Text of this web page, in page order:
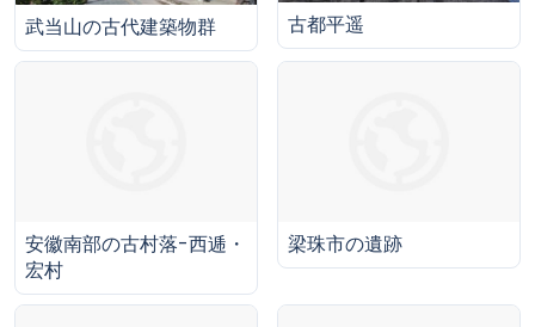
武当山の古代建築物群 古都平遥
安徽南部の古村落-西逓・
宏村
梁珠市の遺跡